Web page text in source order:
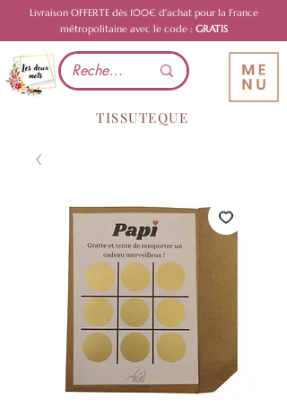
Livraison OFFERTE dès 100€ d'achat pour la France
métropolitaine avec le code : GRATIS
TISSUTEQUE